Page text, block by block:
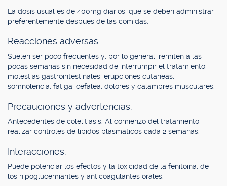
La dosis usual es de 400mg diarios, que se deben administrar
preferentemente después de las comidas.
Reacciones adversas.
Suelen ser poco frecuentes y, por lo general, remiten a las
pocas semanas sin necesidad de interrumpir el tratamiento:
molestias gastrointestinales, erupciones cutáneas,
somnolencia, fatiga, cefalea, dolores y calambres musculares.
Precauciones y advertencias.
Antecedentes de colelitiasis. Al comienzo del tratamiento,
realizar controles de lípidos plasmáticos cada 2 semanas.
Interacciones.
Puede potenciar los efectos y la toxicidad de la fenitoína, de
los hipoglucemiantes y anticoagulantes orales.